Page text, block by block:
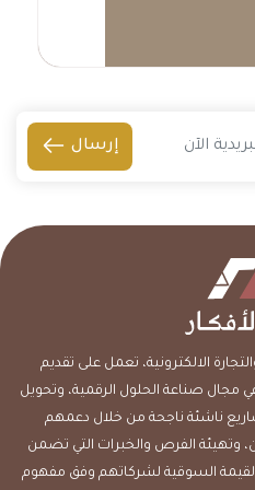
إرسال
الالكترونية، تعمل على تقديم
مجال صناعة الحلول الرقمية، وتحويل
ناشئة ناجحة من خلال دعمهم
وتهيئة الفرص والخبرات التي تضمن
القيمة السوقية لشركاتهم وفق مفهوم